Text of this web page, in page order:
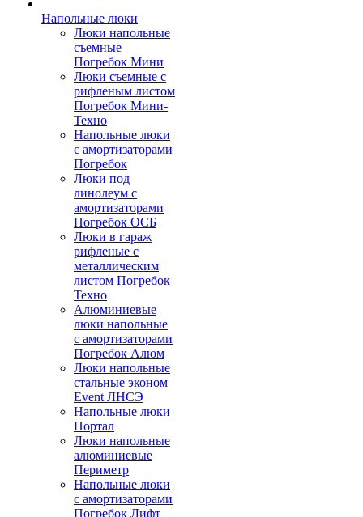
Напольные люки
Люки напольные
съемные
Погребок Мини
Люки съемные с
рифленым листом
Погребок Мини-
Техно
Напольные люки
с амортизаторами
Погребок
Люки под
линолеум с
амортизаторами
Погребок ОСБ
Люки в гараж
рифленые с
металлическим
листом Погребок
Техно
Алюминиевые
люки напольные
с амортизаторами
Погребок Алюм
Люки напольные
стальные эконом
Event ЛНСЭ
Напольные люки
Портал
Люки напольные
алюминиевые
Периметр
Напольные люки
с амортизаторами
Погребок Лифт